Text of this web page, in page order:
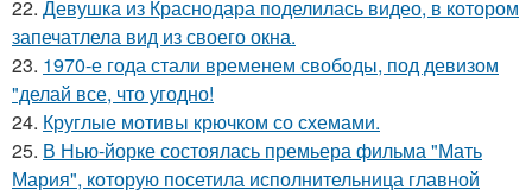
22. Девушка из Краснодара поделилась видео, в котором
запечатлела вид из своего окна.
23. 1970-е года стали временем свободы, под девизом
"делай все, что угодно!
24. Круглые мотивы крючком со схемами.
25. В Нью-йорке состоялась премьера фильма "Мать
Мария", которую посетила исполнительница главной